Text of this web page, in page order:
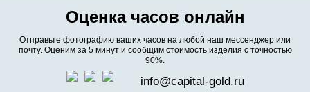
Оценка часов онлайн
Отправьте фотографию ваших часов на любой наш мессенджер или
почту. Оценим за 5 минут и сообщим стоимость изделия с точностью
90%.
info@capital-gold.ru